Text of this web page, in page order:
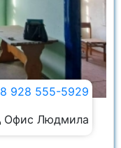
8 928 555-5929
Офис Людмила